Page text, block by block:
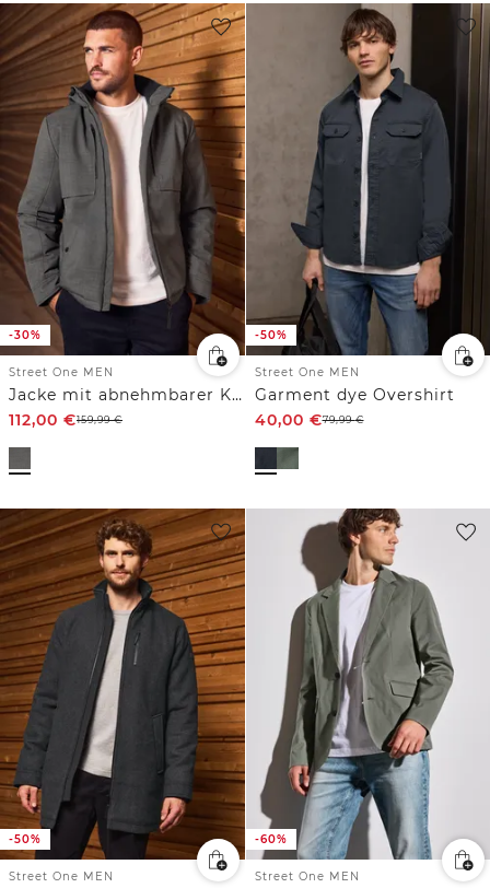
-30%
Street One MEN
Jacke mit abnehmbarer Kapuze
112,00 €159,99€
-50%
Street One MEN
Garment dye Overshirt
40,00 €79,99€
-50%
Street One MEN
-60%
Street One MEN